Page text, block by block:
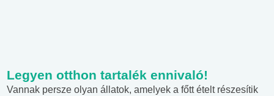
Legyen otthon tartalék ennivaló!
Vannak persze olyan állatok, amelyek a főtt ételt részesítik